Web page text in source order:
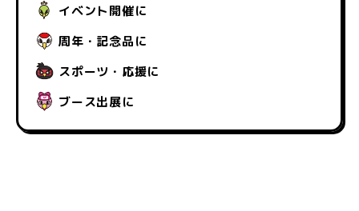
イベント開催に
周年・記念品に
スポーツ・応援に
ブース出展に